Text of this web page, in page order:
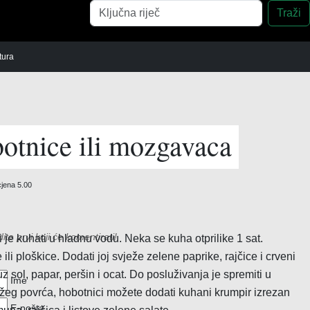
Pretraga
Traži
Ribarnice
ili mozgavaca
5.00
kuhati u hladnu vodu. Neka se kuha otprilike 1 sat.
ploškice. Dodati joj svježe zelene paprike, rajčice i crveni
sol, papar, peršin i ocat. Do posluživanja je spremiti u
povrća, hobotnici možete dodati kuhani krumpir izrezan
prvi koji će komentirati!
Ime